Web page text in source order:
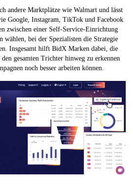
andere Marktplätze wie Walmart und lässt
Google, Instagram, TikTok und Facebook
zwischen einer Self-Service-Einrichtung
wählen, bei der Spezialisten die Strategie
Insgesamt hilft BidX Marken dabei, die
gesamten Trichter hinweg zu erkennen
noch besser arbeiten können.